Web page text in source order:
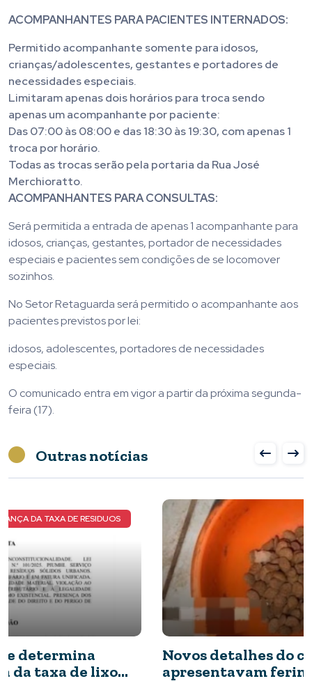
ACOMPANHANTES PARA PACIENTES INTERNADOS:
Permitido acompanhante somente para idosos,
crianças/adolescentes, gestantes e portadores de
necessidades especiais.
Limitaram apenas dois horários para troca sendo
apenas um acompanhante por paciente:
Das 07:00 às 08:00 e das 18:30 às 19:30, com apenas 1
troca por horário.
Todas as trocas serão pela portaria da Rua José
Merchioratto.
ACOMPANHANTES PARA CONSULTAS:
Será permitida a entrada de apenas 1 acompanhante para
idosos, crianças, gestantes, portador de necessidades
especiais e pacientes sem condições de se locomover
sozinhos.
No Setor Retaguarda será permitido o acompanhante aos
pacientes previstos por lei:
idosos, adolescentes, portadores de necessidades
especiais.
O comunicado entra em vigor a partir da próxima segunda-
feira (17).
Outras notícias
NOVOS DETALHES DO CASO
Novos detalhes do caso: cães resgatados
apresentavam ferimentos e comida com